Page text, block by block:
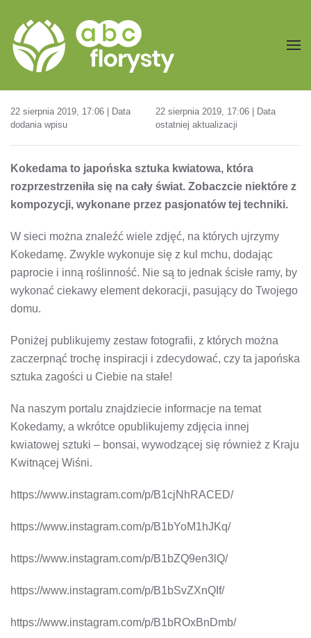
Przejdź do treści głównej
22 sierpnia 2019, 17:06 | Data
dodania wpisu
22 sierpnia 2019, 17:06 | Data
ostatniej aktualizacji
Kokedama to japońska sztuka kwiatowa, która
rozprzestrzeniła się na cały świat. Zobaczcie niektóre z
kompozycji, wykonane przez pasjonatów tej techniki.
W sieci można znaleźć wiele zdjęć, na których ujrzymy
Kokedamę. Zwykle wykonuje się z kul mchu, dodając
paprocie i inną roślinność. Nie są to jednak ścisłe ramy, by
wykonać ciekawy element dekoracji, pasujący do Twojego
domu.
Poniżej publikujemy zestaw fotografii, z których można
zaczerpnąć trochę inspiracji i zdecydować, czy ta japońska
sztuka zagości u Ciebie na stałe!
Na naszym portalu znajdziecie informacje na temat
Kokedamy, a wkrótce opublikujemy zdjęcia innej
kwiatowej sztuki – bonsai, wywodzącej się również z Kraju
Kwitnącej Wiśni.
https://www.instagram.com/p/B1cjNhRACED/
https://www.instagram.com/p/B1bYoM1hJKq/
https://www.instagram.com/p/B1bZQ9en3lQ/
https://www.instagram.com/p/B1bSvZXnQIf/
https://www.instagram.com/p/B1bROxBnDmb/